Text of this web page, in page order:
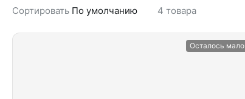
Сортировать По умолчанию 4 товара
Осталось мало